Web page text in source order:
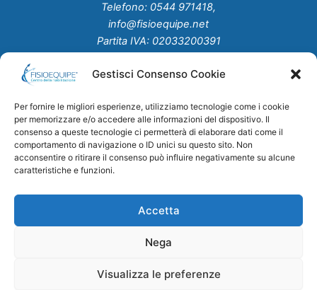
Gestisci Consenso Cookie
Per fornire le migliori esperienze, utilizziamo tecnologie come i cookie
per memorizzare e/o accedere alle informazioni del dispositivo. Il
consenso a queste tecnologie ci permetterà di elaborare dati come il
comportamento di navigazione o ID unici su questo sito. Non
acconsentire o ritirare il consenso può influire negativamente su alcune
caratteristiche e funzioni.
Accetta
Nega
Visualizza le preferenze
Telefono: 0544 971418,
info@fisioequipe.net
Partita IVA: 02033200391
Home
Servizi
Studio Medico
Convenzioni
News
(RA) – Credits:Advance-Comunicazione